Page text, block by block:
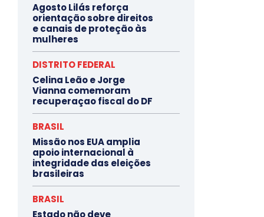
Agosto Lilás reforça
orientação sobre direitos
e canais de proteção às
mulheres
DISTRITO FEDERAL
Celina Leão e Jorge
Vianna comemoram
recuperaçao fiscal do DF
BRASIL
Missão nos EUA amplia
apoio internacional à
integridade das eleições
brasileiras
BRASIL
Estado não deve